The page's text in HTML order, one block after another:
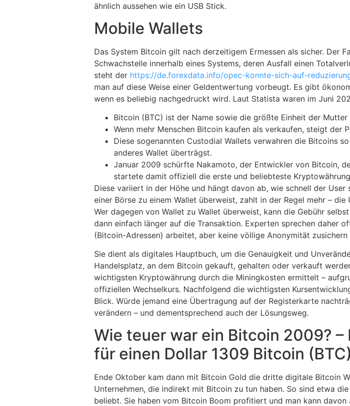
ähnlich aussehen wie ein USB Stick.
Mobile Wallets
Das System Bitcoin gilt nach derzeitigem Ermessen als sicher. Der
Schwachstelle innerhalb eines Systems, deren Ausfall einen
steht der https://de.forexdata.info/opec-konnte-sich-auf-
man auf diese Weise einer Geldentwertung vorbeugt. Es gibt
wenn es beliebig nachgedruckt wird. Laut Statista waren im Juni
Bitcoin (BTC) ist der Name sowie die größte Einheit der
Wenn mehr Menschen Bitcoin kaufen als verkaufen, steigt der
Diese sogenannten Custodial Wallets verwahren die Bitcoins
anderes Wallet überträgst.
Januar 2009 schürfte Nakamoto, der Entwickler von Bitcoin,
startete damit offiziell die erste und beliebteste
Diese variiert in der Höhe und hängt davon ab, wie schnell der
einer Börse zu einem Wallet überweist, zahlt in der Regel mehr –
Wer dagegen von Wallet zu Wallet überweist, kann die Gebühr
dann einfach länger auf die Transaktion. Experten sprechen daher
(Bitcoin-Adressen) arbeitet, aber keine völlige Anonymität zusichern
Sie dient als digitales Hauptbuch, um die Genauigkeit und
Handelsplatz, an dem Bitcoin gekauft, gehalten oder verkauft
wichtigsten Kryptowährung durch die Miningkosten ermittelt –
offiziellen Wechselkurs. Nachfolgend die wichtigsten
Blick. Würde jemand eine Übertragung auf der Registerkarte
verändern – und dementsprechend auch der Lösungsweg.
Wie teuer war ein Bitcoin 2009?
für einen Dollar 1309 Bitcoin (BTC)
Ende Oktober kam dann mit Bitcoin Gold die dritte digitale Bitcoin
Unternehmen, die indirekt mit Bitcoin zu tun haben. So sind etwa
beliebt. Sie haben vom Bitcoin Boom profitiert und man kann